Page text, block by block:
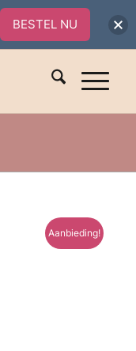
Aanbieding!
BESTEL NU